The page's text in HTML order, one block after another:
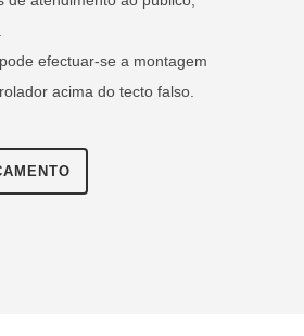
efectuar-se a montagem
acima do tecto falso.